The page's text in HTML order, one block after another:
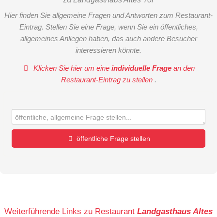
Hier finden Sie allgemeine Fragen und Antworten zum Restaurant-
Eintrag. Stellen Sie eine Frage, wenn Sie ein öffentliches,
allgemeines Anliegen haben, das auch andere Besucher
interessieren könnte.
Klicken Sie hier um eineindividuelle Frage an den
Restaurant-Eintrag zu stellen .
öffentliche Frage stellen
Weiterführende Links zu Restaurant Landgasthaus Altes